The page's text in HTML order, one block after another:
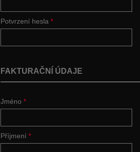
Potvrzení hesla *
FAKTURAČNÍ ÚDAJE
Jméno *
Příjmení *